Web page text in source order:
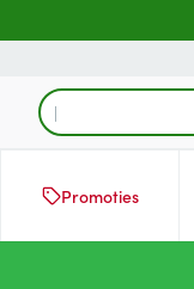
Product, merk,
Promoties